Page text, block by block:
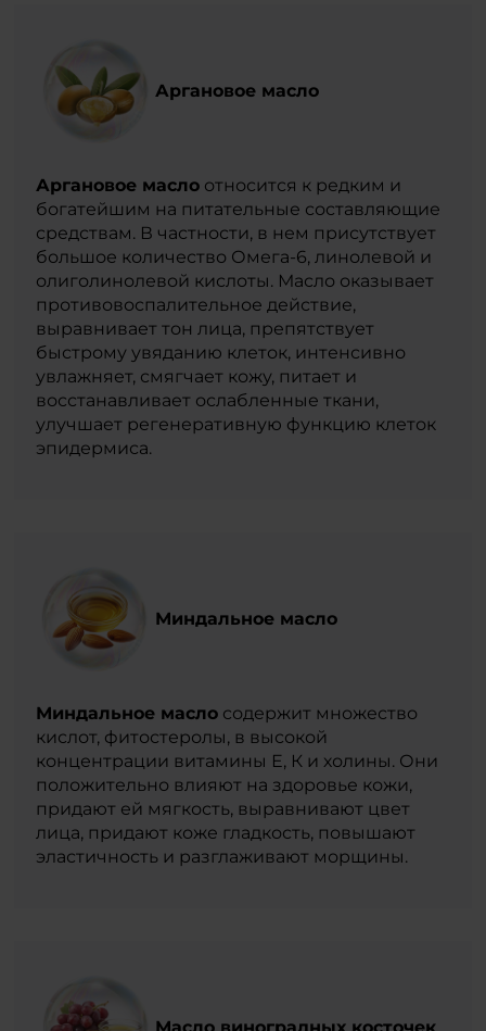
Аргановое масло
Аргановое масло относится к редким и
богатейшим на питательные составляющие
средствам. В частности, в нем присутствует
большое количество Омега-6, линолевой и
олиголинолевой кислоты. Масло оказывает
противовоспалительное действие,
выравнивает тон лица, препятствует
быстрому увяданию клеток, интенсивно
увлажняет, смягчает кожу, питает и
восстанавливает ослабленные ткани,
улучшает регенеративную функцию клеток
эпидермиса.
Миндальное масло
Миндальное масло содержит множество
кислот, фитостеролы, в высокой
концентрации витамины Е, К и холины. Они
положительно влияют на здоровье кожи,
придают ей мягкость, выравнивают цвет
лица, придают коже гладкость, повышают
эластичность и разглаживают морщины.
Масло виноградных косточек